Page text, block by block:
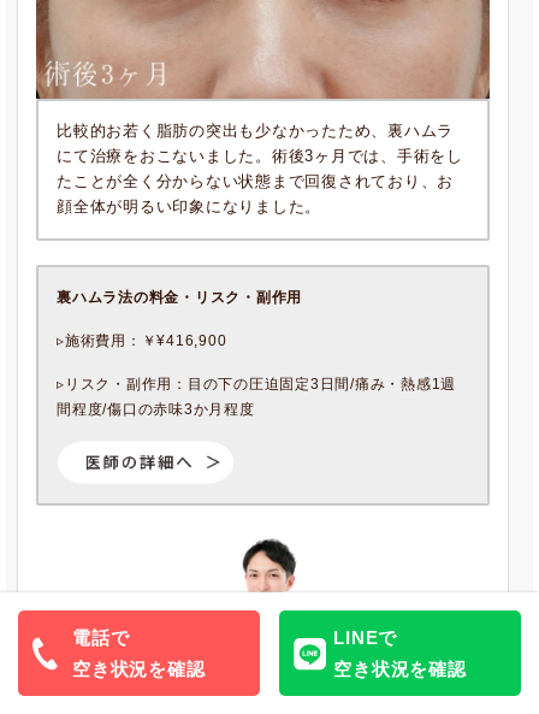
比較的お若く脂肪の突出も少なかったため、裏ハムラ
にて治療をおこないました。術後3ヶ月では、手術をし
たことが全く分からない状態まで回復されており、お
顔全体が明るい印象になりました。
裏ハムラ法の料金・リスク・副作用
▹施術費用：￥¥416,900
▹リスク・副作用：目の下の圧迫固定3日間/痛み・熱感1週
間程度/傷口の赤味3か月程度
執刀医：横浜院 竹
電話で
空き状況を確認
LINEで
空き状況を確認